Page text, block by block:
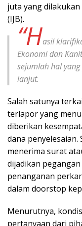
juta yang
(IJB).“Hasil
Ekonomi dan
sejumlah hal
lanjut.
Salah satunya
terlapor yang
diberikan
dana
menerima surat
dijadikan
penanganan
dalam doorstop
Menurutnya,
pertanyaan dari